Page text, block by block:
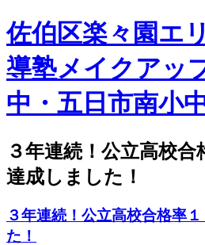
佐伯区楽々園エ
導塾メイクアッ
中・五日市南小
３年連続！公立高校合
達成しました！
３年連続！公立高校合格率
た！